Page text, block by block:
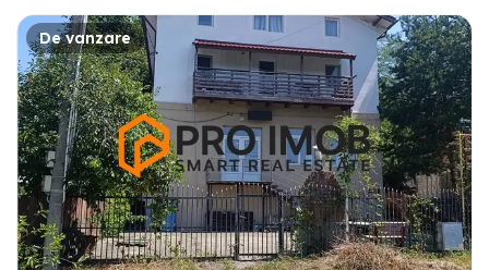
De vanzare